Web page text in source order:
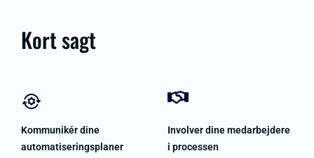
Kort sagt
Kommunikér dine
automatiseringsplaner
Involver dine medarbejdere
i processen